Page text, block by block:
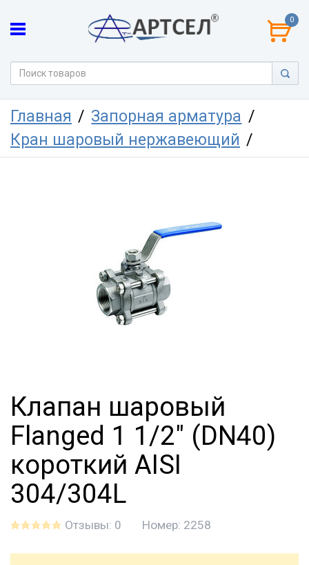
0
Главная
Запорная арматура
Кран шаровый нержавеющий
Клапан шаровый
Flanged 1 1/2" (DN40)
короткий AISI
304/304L
Отзывы: 0 Номер: 2258